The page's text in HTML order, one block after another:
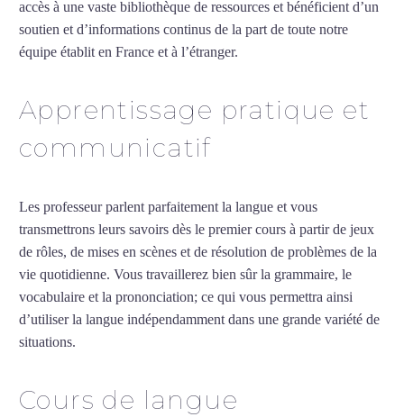
accès à une vaste bibliothèque de ressources et bénéficient d’un
soutien et d’informations continus de la part de toute notre
équipe établit en France et à l’étranger.
Apprentissage pratique et
communicatif
Les professeur parlent parfaitement la langue et vous
transmettrons leurs savoirs dès le premier cours à partir de jeux
de rôles, de mises en scènes et de résolution de problèmes de la
vie quotidienne. Vous travaillerez bien sûr la grammaire, le
vocabulaire et la prononciation; ce qui vous permettra ainsi
d’utiliser la langue indépendamment dans une grande variété de
situations.
Cours de langue